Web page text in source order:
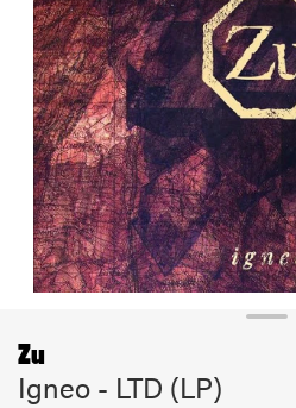
Zu
Igneo - LTD (LP)